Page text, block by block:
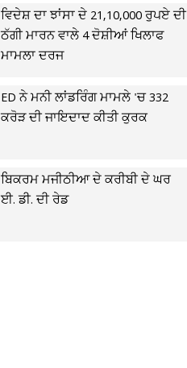
ਵਿਦੇਸ਼ ਦਾ ਝਾਂਸਾ ਦੇ 21,10,000 ਰੁਪਏ ਦੀ
ਠੱਗੀ ਮਾਰਨ ਵਾਲੇ 4 ਦੋਸ਼ੀਆਂ ਖਿਲਾਫ
ਮਾਮਲਾ ਦਰਜ
ED ਨੇ ਮਨੀ ਲਾਂਡਰਿੰਗ ਮਾਮਲੇ 'ਚ 332
ਕਰੋੜ ਦੀ ਜਾਇਦਾਦ ਕੀਤੀ ਕੁਰਕ
ਬਿਕਰਮ ਮਜੀਠੀਆ ਦੇ ਕਰੀਬੀ ਦੇ ਘਰ
ਈ. ਡੀ. ਦੀ ਰੇਡ